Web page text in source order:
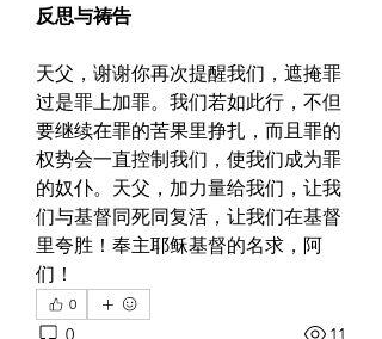
反思与祷告
天父，谢谢你再次提醒我们，遮掩罪
过是罪上加罪。我们若如此行，不但
要继续在罪的苦果里挣扎，而且罪的
权势会一直控制我们，使我们成为罪
的奴仆。天父，加力量给我们，让我
们与基督同死同复活，让我们在基督
里夸胜！奉主耶稣基督的名求，阿
们！
0
0 11